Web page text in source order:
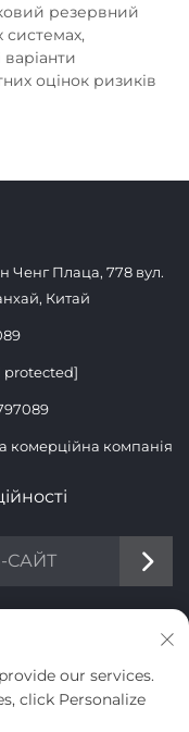
резервний
системах,
оцінок ризиків
Ченг Плаца, 778 вул.
Китай
protected]
комерційна компанія
САЙТ
бюлетень
our services.
click Personalize